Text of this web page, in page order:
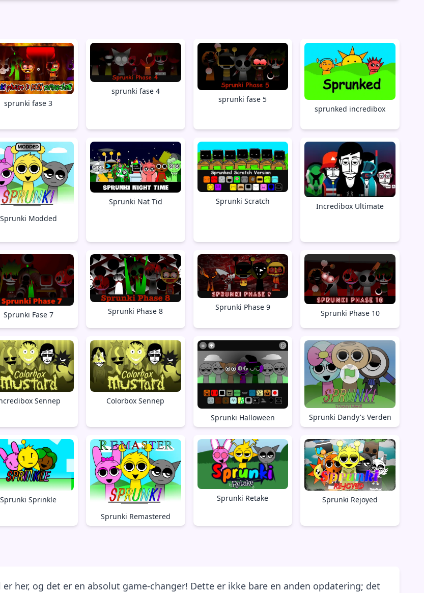
sprunki fase 3
sprunki fase 4
sprunki fase 5
sprunked incredibox
Sprunki Modded
Sprunki Nat Tid Sprunki Scratch
Incredibox Ultimate
Sprunki Fase 7 Sprunki Phase 8 Sprunki Phase 9
Sprunki Phase 10
Sennep
Colorbox Sennep
Sprunki Halloween
Sprunki Dandy's Verden
Sprunki Sprinkle
Sprunki Remastered
Sprunki Retake Sprunki Rejoyed
her, og det er en absolut game-changer! Dette er ikke bare en anden opdatering; det